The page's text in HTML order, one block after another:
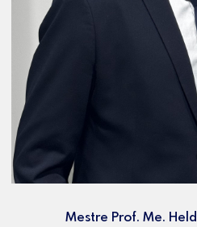
Mestre Prof. Me.